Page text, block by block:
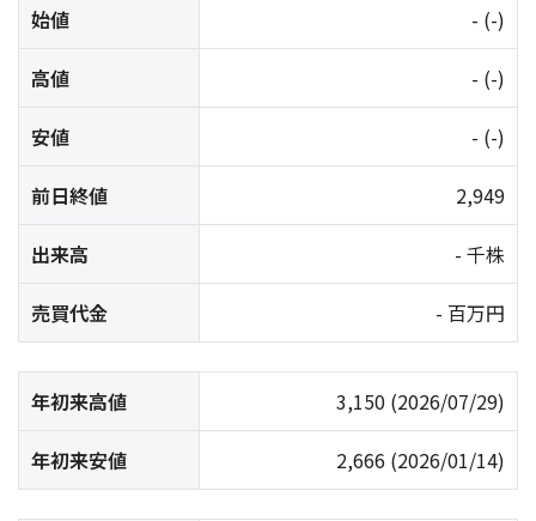
始値 - (-)
高値 - (-)
安値 - (-)
前日終値 2,949
出来高 - 千株
売買代金 - 百万円
年初来高値 3,150 (2026/07/29)
年初来安値 2,666 (2026/01/14)